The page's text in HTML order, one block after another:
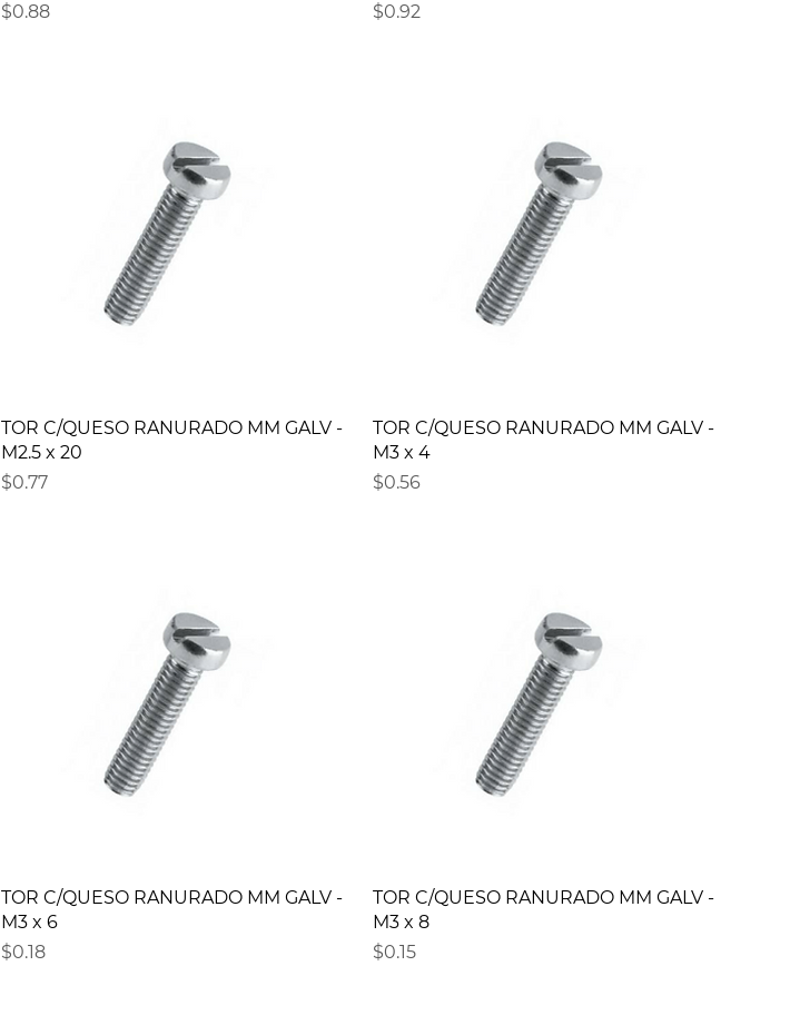
Precio
$0.88
Precio
$0.92
TOR C/QUESO RANURADO MM GALV -
M2.5 x 20
Precio
$0.77
TOR C/QUESO RANURADO MM GALV -
M3 x 4
Precio
$0.56
TOR C/QUESO RANURADO MM GALV -
M3 x 6
Precio
$0.18
TOR C/QUESO RANURADO MM GALV -
M3 x 8
Precio
$0.15